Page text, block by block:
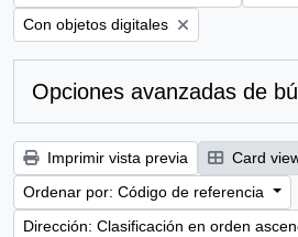
Remove filter:
Con objetos digitales
Opciones avanzadas de
Imprimir vista previa Card
Ordenar por: Código de referencia
Dirección: Clasificación en orden